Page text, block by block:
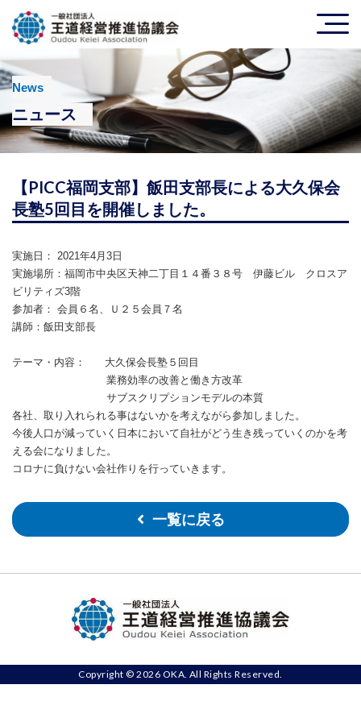
News
ニュース
【PICC福岡支部】飯田支部長による大久保会
長塾5回目を開催しました。
実施日： 2021年4月3日
実施場所：福岡市中央区天神二丁目１４番３８号 伊藤ビル クロスア
ビリティズ3階
参加者： 会員６名、Ｕ２５会員７名
講師：飯田支部長
テーマ・内容： 大久保会長塾５回目
業務効率の改善と働き方改革
サブスクリプションモデルの本質
各社、取り入れられる事はないかを考えながら参加しました。
今後人口が減っていく日本において自社がどう生き残っていくのかを考
える会になりました。
コロナに負けない会社作りを行っていきます。
一覧に戻る
Copyright © 2026 OKA. All Rights Reserved.